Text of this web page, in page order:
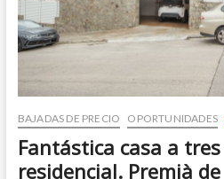
BAJADAS DE PRECIO OPORTUNIDADES
Fantástica casa a
residencial. Premià